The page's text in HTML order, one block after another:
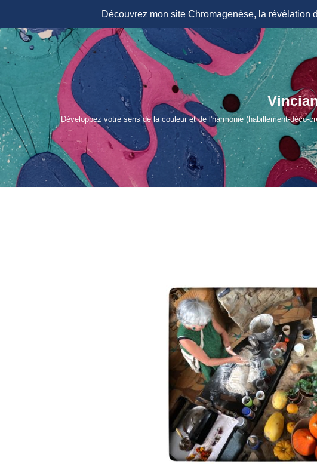
Découvrez mon site Chromagenèse, la
Aller
contenu
Développez votre sens de la couleur et de l'harmonie (habillement-déco-